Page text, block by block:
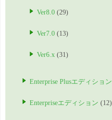
Ver8.0 (29)
Ver7.0 (13)
Ver6.x (31)
Enterprise Plusエディション
Enterpriseエディション (12)